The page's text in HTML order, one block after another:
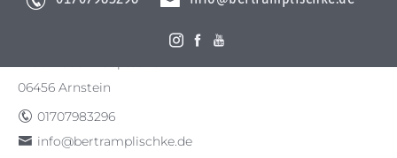
Bertram Plischke Individualfotografie
06456 Arnstein
01707983296
info@bertramplischke.de